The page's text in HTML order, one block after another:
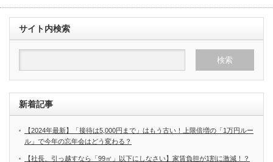
サイト内検索
新着記事
【2024年最新】「接待は5,000円まで」はもう古い！上限倍増の「1万円ルー
ル」で今年の忘年会はどう変わる？
【社長、引っ越すなら「99㎡」以下にしなさい】家賃負担が1割に激減！？